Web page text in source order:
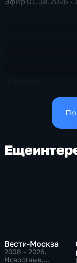
Еще
Вести-Москва
2008 – 2026,
Новостные,